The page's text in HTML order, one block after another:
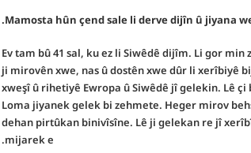
Ev tam bû 41 sal, ku ez li Siwêdê dijîm. Li gor
ji mirovên xwe, nas û dostên xwe dûr li xerîbiyê
xweşî û rihetiyê Ewropa û Siwêdê jî gelekin. Lê
Loma jiyanek gelek bi zehmete. Heger mirov
dehan pirtûkan binivîsîne. Lê ji gelekan re jî
mijarek e.